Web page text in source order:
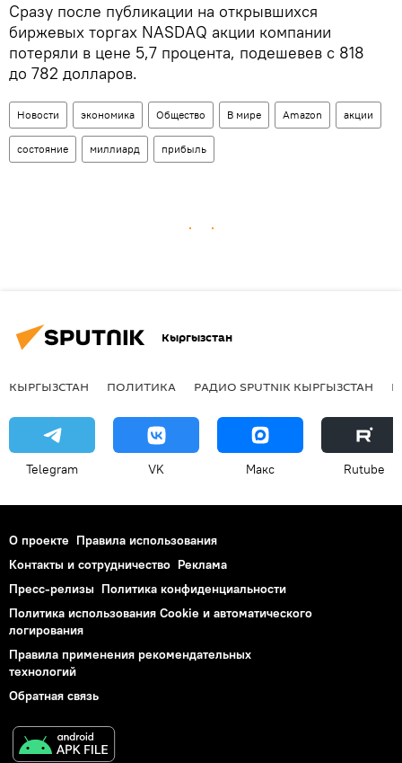
Сразу после публикации на открывшихся
биржевых торгах NASDAQ акции компании
потеряли в цене 5,7 процента, подешевев с 818
до 782 долларов.
Новости экономика Общество В мире Amazon акции
состояние миллиард прибыль
Кыргызстан
КЫРГЫЗСТАН ПОЛИТИКА РАДИО SPUTNIK КЫРГЫЗСТАН
Telegram VK Макс Rutube
О проекте Правила использования
Контакты и сотрудничество Реклама
Пресс-релизы Политика конфиденциальности
Политика использования Cookie и автоматического
логирования
Правила применения рекомендательных
технологий
Обратная связь